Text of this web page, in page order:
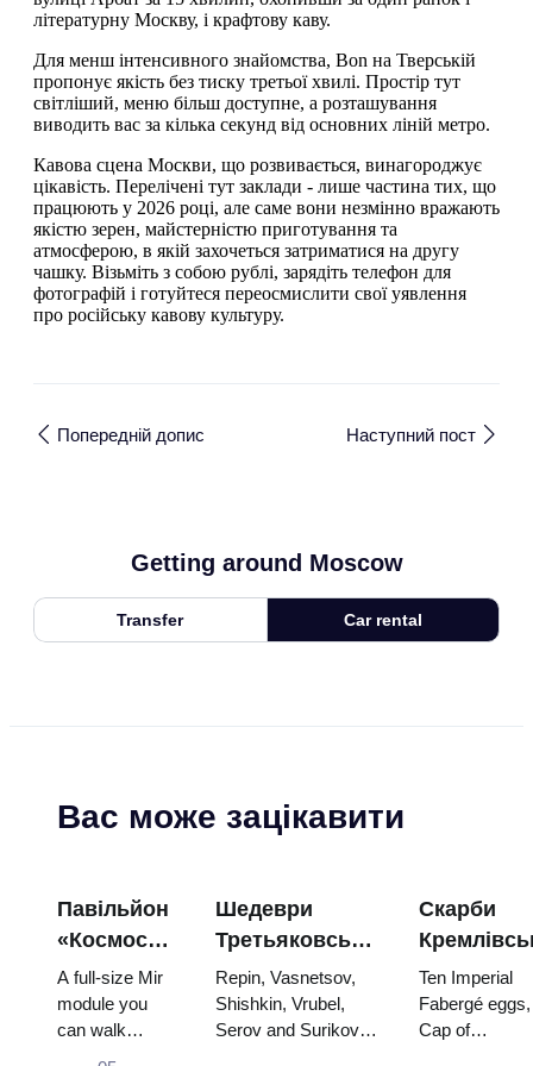
літературну Москву, і крафтову каву.
Для менш інтенсивного знайомства, Bon на Тверській
пропонує якість без тиску третьої хвилі. Простір тут
світліший, меню більш доступне, а розташування
виводить вас за кілька секунд від основних ліній метро.
Кавова сцена Москви, що розвивається, винагороджує
цікавість. Перелічені тут заклади - лише частина тих, що
працюють у 2026 році, але саме вони незмінно вражають
якістю зерен, майстерністю приготування та
атмосферою, в якій захочеться затриматися на другу
чашку. Візьміть з собою рублі, зарядіть телефон для
фотографій і готуйтеся переосмислити свої уявлення
про російську кавову культуру.
Попередній допис Наступний пост
Getting around Moscow
Transfer Car rental
Вас може зацікавити
Павільйон
«Космос»
на ВДНГ:
всередині
найбільшої
A full-size Mir
module you
can walk
Шедеври
Третьяковської
галереї:
картини,
заради яких
Repin, Vasnetsov,
Shishkin, Vrubel,
Serov and Surikov
Скарби
зброї:
Фаберже,
трони та
Ten Imperial
Fabergé
Cap of